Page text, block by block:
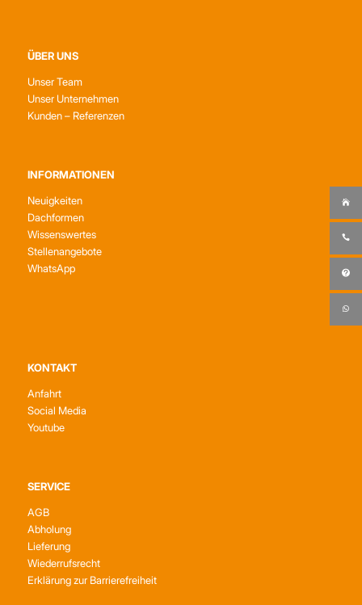
ÜBER UNS
Unser Team
Unser Unternehmen
Kunden – Referenzen
INFORMATIONEN
Neuigkeiten
Dachformen
Wissenswertes
Stellenangebote
WhatsApp
KONTAKT
Anfahrt
Social Media
Youtube
SERVICE
AGB
Abholung
Lieferung
Wiederrufsrecht
Erklärung zur Barrierefreiheit